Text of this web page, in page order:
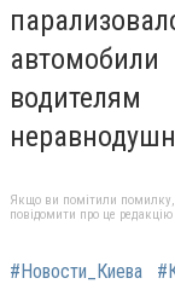
Якщо ви помітили помилку,
повідомити про це редакцію
#Новости_Киева